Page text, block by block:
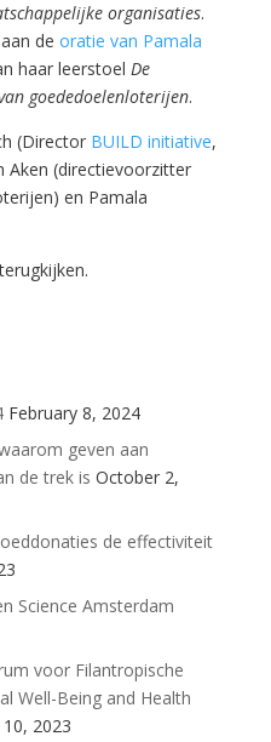
organisaties.
de oratie van Pamala
haar leerstoel De
goededoelenloterijen.
(Director BUILD initiative,
Aken (directievoorzitter
en Pamala
February 8, 2024
geven aan
de trek is October 2,
de effectiviteit
Science Amsterdam
voor Filantropische
Well-Being and Health
2023